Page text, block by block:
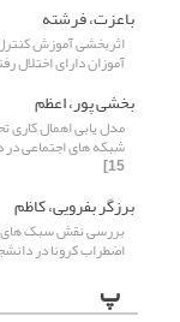
باعزت، فرشته
اثربخشی آموزش
آموزان دارای اختلال
بخشی پور، اعظم
شبکه های اجتماعی
15]
برزگر بفرویی، کاظم
بررسی نقش سبک های
اضطراب کرونا در
پ